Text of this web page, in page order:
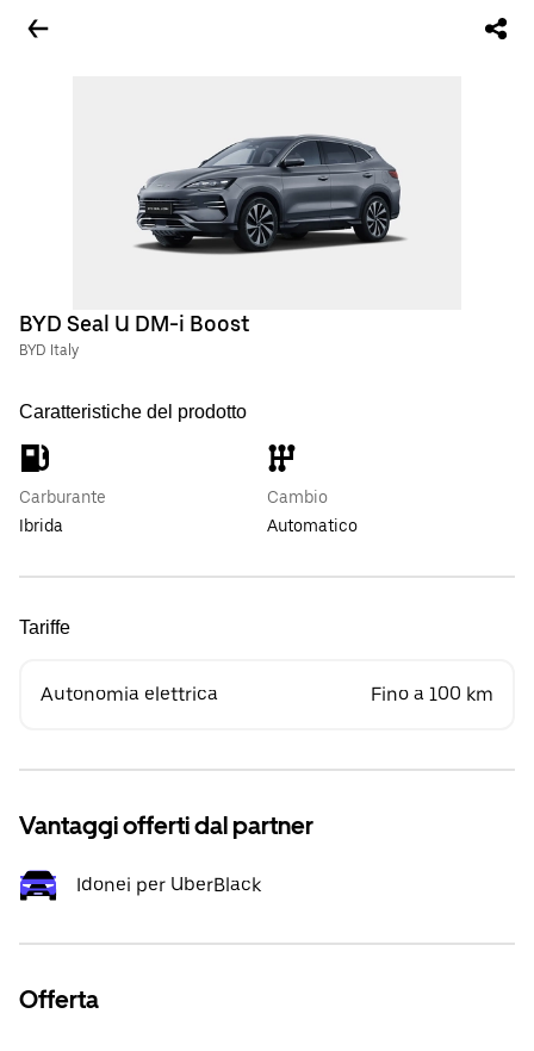
BYD Seal U DM-i Boost
BYD Italy
Caratteristiche del prodotto
Carburante
Ibrida
Cambio
Automatico
Tariffe
Autonomia elettrica Fino a 100 km
Vantaggi offerti dal partner
Idonei per UberBlack
Offerta